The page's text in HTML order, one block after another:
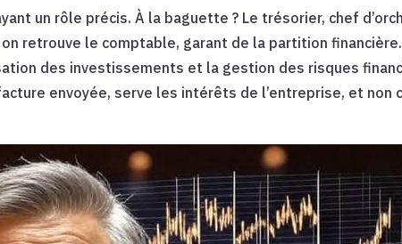
un rôle précis. À la baguette ? Le trésorier, chef
retrouve le comptable, garant de la partition
des investissements et la gestion des risques
envoyée, serve les intérêts de l’entreprise, et non